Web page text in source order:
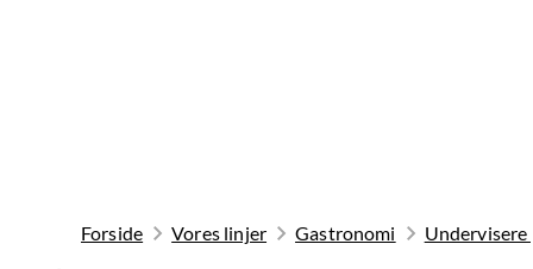
Forside Vores linjer Gastronomi